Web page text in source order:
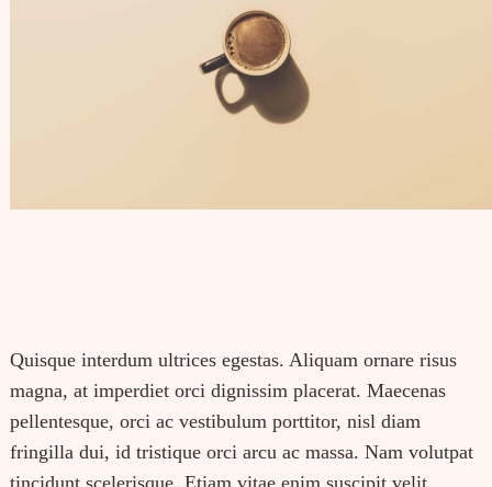
Quisque interdum ultrices egestas. Aliquam ornare risus
magna, at imperdiet orci dignissim placerat. Maecenas
pellentesque, orci ac vestibulum porttitor, nisl diam
fringilla dui, id tristique orci arcu ac massa. Nam volutpat